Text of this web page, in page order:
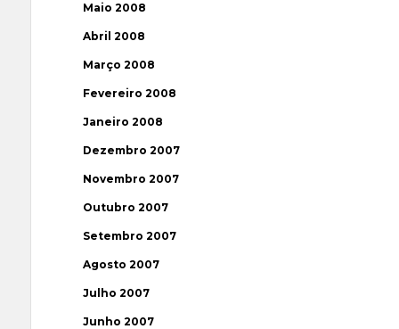
Maio 2008
Abril 2008
Março 2008
Fevereiro 2008
Janeiro 2008
Dezembro 2007
Novembro 2007
Outubro 2007
Setembro 2007
Agosto 2007
Julho 2007
Junho 2007